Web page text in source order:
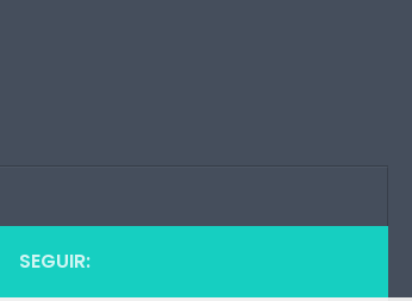
SEGUIR: